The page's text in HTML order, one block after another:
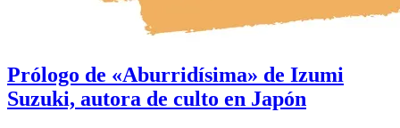
Prólogo de «Aburridísima» de Izumi
Suzuki, autora de culto en Japón